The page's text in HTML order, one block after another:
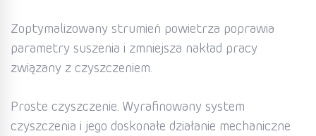
Zoptymalizowany strumień powietrza poprawia
parametry suszenia i zmniejsza nakład pracy
związany z czyszczeniem.
Proste czyszczenie. Wyrafinowany system
czyszczenia i jego doskonałe działanie mechaniczne